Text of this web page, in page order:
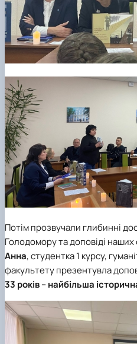
Потім прозвучали глибинні
Голодомору та доповіді
Анна, студентка 1 курсу,
факультетупрезентувла
33 років – найбільша